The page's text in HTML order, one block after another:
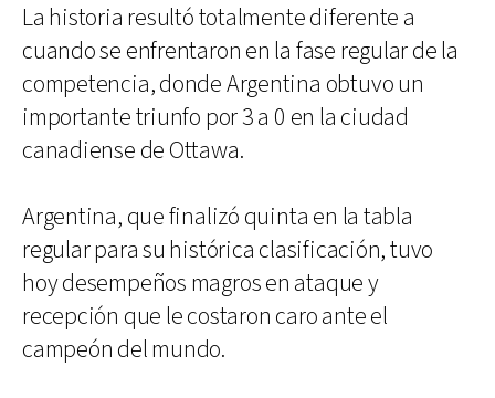
La historia resultó totalmente diferente a
cuando se enfrentaron en la fase regular de la
competencia, donde Argentina obtuvo un
importante triunfo por 3 a 0 en la ciudad
canadiense de Ottawa.
Argentina, que finalizó quinta en la tabla
regular para su histórica clasificación, tuvo
hoy desempeños magros en ataque y
recepción que le costaron caro ante el
campeón del mundo.